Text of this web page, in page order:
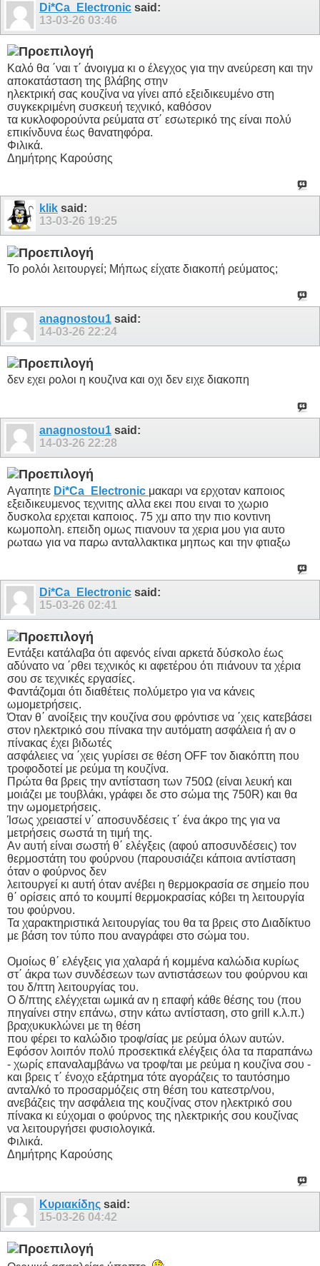
Di*Ca_Electronic said:
13-03-26 03:46
Καλό θα ΄ναι τ΄ άνοιγμα κι ο έλεγχος για την ανεύρεση και την
αποκατάσταση της βλάβης στην
ηλεκτρική σας κουζίνα να γίνει από εξειδικευμένο στη
συγκεκριμένη συσκευή τεχνικό, καθόσον
τα κυκλοφορούντα ρεύματα στ΄ εσωτερικό της είναι πολύ
επικίνδυνα έως θανατηφόρα.
Φιλικά.
Δημήτρης Καρούσης
klik said:
13-03-26 19:25
Το ρολόι λειτουργεί; Μήπως είχατε διακοπή ρεύματος;
anagnostou1 said:
14-03-26 22:24
δεν εχει ρολοι η κουζινα και οχι δεν ειχε διακοπη
anagnostou1 said:
14-03-26 22:28
Αγαπητε Di*Ca_Electronic μακαρι να ερχοταν καποιος
εξειδικευμενος τεχνιτης αλλα εκει που ειναι το χωριο
δυσκολα ερχεται καποιος. 75 χμ απο την πιο κοντινη
κωμοπολη. επειδη ομως πιανουν τα χερια μου για αυτο
ρωταω για να παρω ανταλλακτικα μηπως και την φτιαξω
Di*Ca_Electronic said:
15-03-26 02:41
Εντάξει κατάλαβα ότι αφενός είναι αρκετά δύσκολο έως
αδύνατο να ΄ρθει τεχνικός κι αφετέρου ότι πιάνουν τα χέρια
σου σε τεχνικές εργασίες.
Φαντάζομαι ότι διαθέτεις πολύμετρο για να κάνεις
ωμομετρήσεις.
Όταν θ΄ ανοίξεις την κουζίνα σου φρόντισε να ΄χεις κατεβάσει
στον ηλεκτρικό σου πίνακα την αυτόματη ασφάλεια ή αν ο
πίνακας έχει βιδωτές
ασφάλειες να ΄χεις γυρίσει σε θέση OFF τον διακόπτη που
τροφοδοτεί με ρεύμα τη κουζίνα.
Πρώτα θα βρεις την αντίσταση των 750Ω (είναι λευκή και
μοιάζει με τουβλάκι, γράφει δε στο σώμα της 750R) και θα
την ωμομετρήσεις.
Ίσως χρειαστεί ν΄ αποσυνδέσεις τ΄ ένα άκρο της για να
μετρήσεις σωστά τη τιμή της.
Αν αυτή είναι σωστή θ΄ ελέγξεις (αφού αποσυνδέσεις) τον
θερμοστάτη του φούρνου (παρουσιάζει κάποια αντίσταση
όταν ο φούρνος δεν
λειτουργεί κι αυτή όταν ανέβει η θερμοκρασία σε σημείο που
θ΄ ορίσεις από το κουμπί θερμοκρασίας κόβει τη λειτουργία
του φούρνου.
Τα χαρακτηριστικά λειτουργίας του θα τα βρεις στο Διαδίκτυο
με βάση τον τύπο που αναγράφει στο σώμα του.
Ομοίως θ΄ ελέγξεις για χαλαρά ή κομμένα καλώδια κυρίως
στ΄ άκρα των συνδέσεων των αντιστάσεων του φούρνου και
του δ/πτη λειτουργίας του.
Ο δ/πτης ελέγχεται ωμικά αν η επαφή κάθε θέσης του (που
πηγαίνει στην επάνω, στην κάτω αντίσταση, στο grill κ.λ.π.)
βραχυκυκλώνει με τη θέση
που φέρει το καλώδιο τροφ/σίας με ρεύμα όλων αυτών.
Εφόσον λοιπόν πολύ προσεκτικά ελέγξεις όλα τα παραπάνω
- χωρίς επαναλαμβάνω να τροφ/ται με ρεύμα η κουζίνα σου -
και βρεις τ΄ ένοχο εξάρτημα τότε αγοράζεις το ταυτόσημο
ανταλ/κό το προσαρμόζεις στη θέση του κατεστρ/νου,
ανεβάζεις την ασφάλεια της κουζίνας στον ηλεκτρικό σου
πίνακα κι εύχομαι ο φούρνος της ηλεκτρικής σου κουζίνας
να λειτουργήσει φυσιολογικά.
Φιλικά.
Δημήτρης Καρούσης
Κυριακίδης said:
15-03-26 04:42